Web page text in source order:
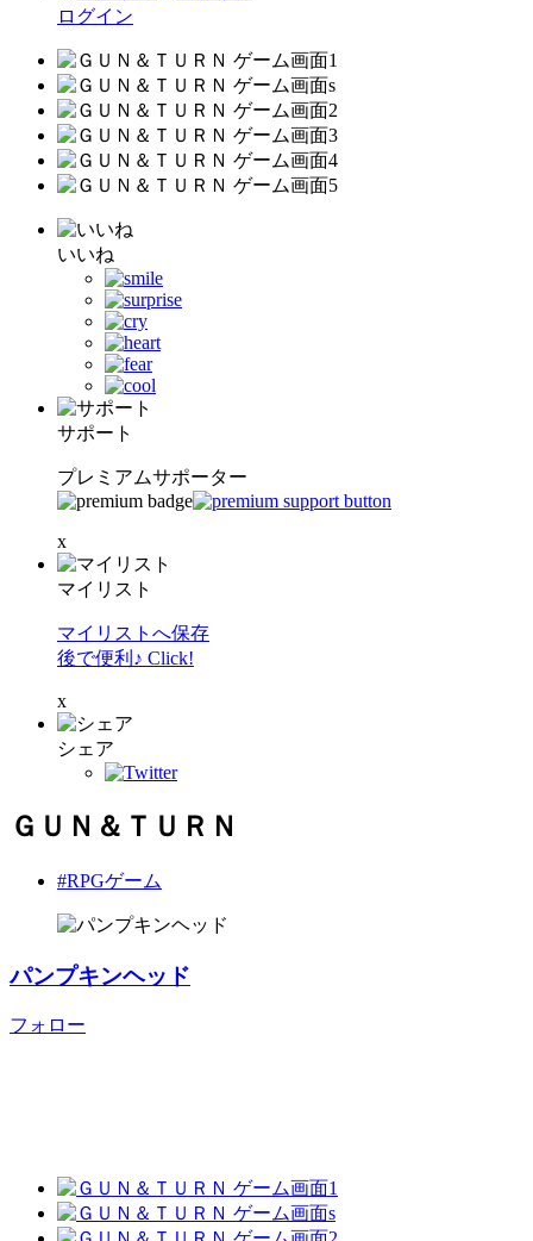
ログイン
いいね
サポート
プレミアムサポーター
x
マイリスト
マイリストへ保存
後で便利♪ Click!
x
シェア
ＧＵＮ＆ＴＵＲＮ
#RPGゲーム
パンプキンヘッド
フォロー